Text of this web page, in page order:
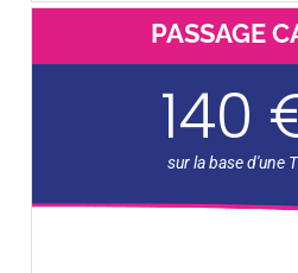
PASSAGE
140